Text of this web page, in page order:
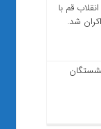
قم با
شد.